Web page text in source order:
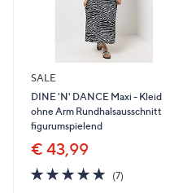
SALE
DINE 'N' DANCE Maxi - Kleid
ohne Arm Rundhalsausschnitt
figurumspielend
€ 43,99
5.0
von
(7)7